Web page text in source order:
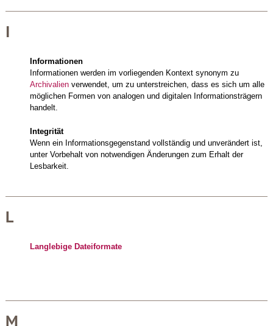
I
Informationen
Informationen werden im vorliegenden Kontext synonym zu
Archivalienverwendet, um zu unterstreichen, dass es sich um alle
möglichen Formen von analogen und digitalen Informationsträgern
handelt.
Integrität
Wenn ein Informationsgegenstand vollständig und unverändert ist,
unter Vorbehalt von notwendigen Änderungen zum Erhalt der
Lesbarkeit.
L
Langlebige Dateiformate